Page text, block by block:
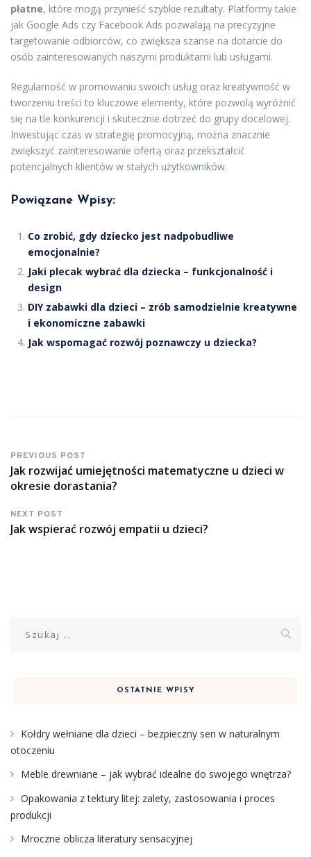
płatne, które mogą przynieść szybkie rezultaty. Platformy takie
jak Google Ads czy Facebook Ads pozwalają na precyzyjne
targetowanie odbiorców, co zwiększa szanse na dotarcie do
osób zainteresowanych naszymi produktami lub usługami.
Regularność w promowaniu swoich usług oraz kreatywność w
tworzeniu treści to kluczowe elementy, które pozwolą wyróżnić
się na tle konkurencji i skutecznie dotrzeć do grupy docelowej.
Inwestując czas w strategię promocyjną, można znacznie
zwiększyć zainteresowanie ofertą oraz przekształcić
potencjalnych klientów w stałych użytkowników.
Powiązane Wpisy:
Co zrobić, gdy dziecko jest nadpobudliwe
emocjonalnie?
Jaki plecak wybrać dla dziecka – funkcjonalność i
design
DIY zabawki dla dzieci – zrób samodzielnie kreatywne
i ekonomiczne zabawki
Jak wspomagać rozwój poznawczy u dziecka?
PREVIOUS POST
Jak rozwijać umiejętności matematyczne u dzieci w
okresie dorastania?
NEXT POST
Jak wspierać rozwój empatii u dzieci?
OSTATNIE WPISY
Kołdry wełniane dla dzieci – bezpieczny sen w naturalnym
otoczeniu
Meble drewniane – jak wybrać idealne do swojego wnętrza?
Opakowania z tektury litej: zalety, zastosowania i proces
produkcji
Mroczne oblicza literatury sensacyjnej